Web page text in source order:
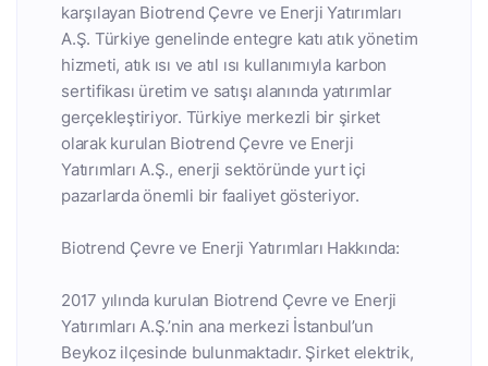
karşılayan Biotrend Çevre ve Enerji Yatırımları
A.Ş. Türkiye genelinde entegre katı atık yönetim
hizmeti, atık ısı ve atıl ısı kullanımıyla karbon
sertifikası üretim ve satışı alanında yatırımlar
gerçekleştiriyor. Türkiye merkezli bir şirket
olarak kurulan Biotrend Çevre ve Enerji
Yatırımları A.Ş., enerji sektöründe yurt içi
pazarlarda önemli bir faaliyet gösteriyor.
Biotrend Çevre ve Enerji Yatırımları Hakkında:
2017 yılında kurulan Biotrend Çevre ve Enerji
Yatırımları A.Ş.’nin ana merkezi İstanbul’un
Beykoz ilçesinde bulunmaktadır. Şirket elektrik,